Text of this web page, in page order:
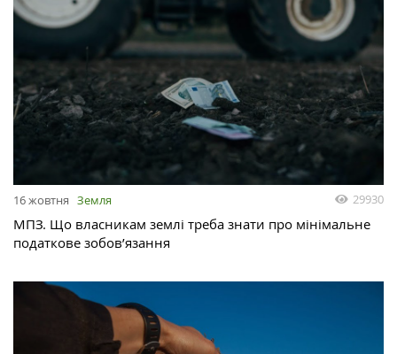
16 жовтня Земля 29930
МПЗ. Що власникам землі треба знати про мінімальне
податкове зобов’язання